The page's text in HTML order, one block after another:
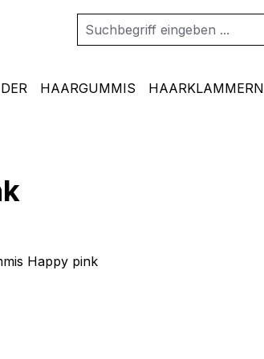
HAARGUMMIS HAARKLAMMERN